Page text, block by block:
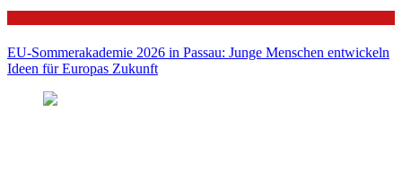
EU-Sommerakademie 2026 in Passau: Junge Menschen entwickeln
Ideen für Europas Zukunft